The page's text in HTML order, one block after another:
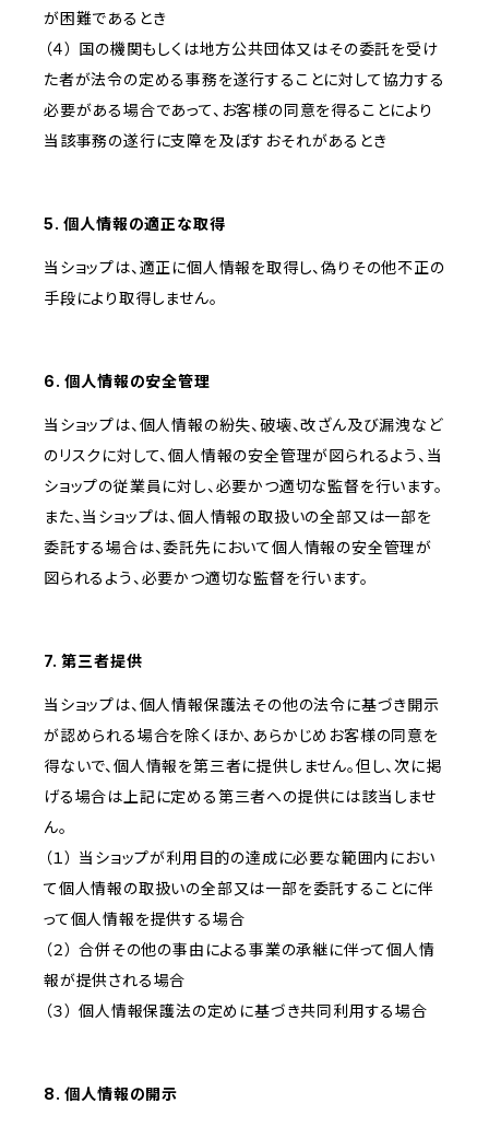
が困難であるとき
（４） 国の機関もしくは地方公共団体又はその委託を受け
た者が法令の定める事務を遂行することに対して協力する
必要がある場合であって、お客様の同意を得ることにより
当該事務の遂行に支障を及ぼすおそれがあるとき
5. 個人情報の適正な取得
当ショップは、適正に個人情報を取得し、偽りその他不正の
手段により取得しません。
6. 個人情報の安全管理
当ショップは、個人情報の紛失、破壊、改ざん及び漏洩など
のリスクに対して、個人情報の安全管理が図られるよう、当
ショップの従業員に対し、必要かつ適切な監督を行います。
また、当ショップは、個人情報の取扱いの全部又は一部を
委託する場合は、委託先において個人情報の安全管理が
図られるよう、必要かつ適切な監督を行います。
7. 第三者提供
当ショップは、個人情報保護法その他の法令に基づき開示
が認められる場合を除くほか、あらかじめお客様の同意を
得ないで、個人情報を第三者に提供しません。但し、次に掲
げる場合は上記に定める第三者への提供には該当しませ
ん。
（１） 当ショップが利用目的の達成に必要な範囲内におい
て個人情報の取扱いの全部又は一部を委託することに伴
って個人情報を提供する場合
（２） 合併その他の事由による事業の承継に伴って個人情
報が提供される場合
（３） 個人情報保護法の定めに基づき共同利用する場合
8. 個人情報の開示